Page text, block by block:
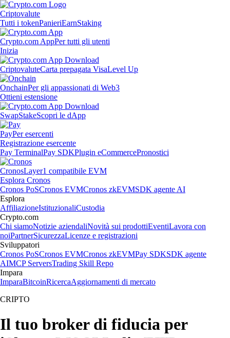
Criptovalute
Tutti i tokenPanieriEarnStaking
Crypto.com AppPer tutti gli utenti
Inizia
CriptovaluteCarta prepagata VisaLevel Up
OnchainPer gli appassionati di Web3
Ottieni estensione
SwapStakeScopri le dApp
PayPer esercenti
Registrazione esercente
Pay TerminalPay SDKPlugin eCommercePronostici
CronosLayer1 compatibile EVM
Esplora Cronos
Cronos PoSCronos EVMCronos zkEVMSDK agente AI
Esplora
AffiliazioneIstituzionaliCustodia
Crypto.com
Chi siamoNotizie aziendaliNovità sui prodottiEventiLavora con
noiPartnerSicurezzaLicenze e registrazioni
Sviluppatori
Cronos PoSCronos EVMCronos zkEVMPay SDKSDK agente
AIMCP ServersTrading Skill Repo
Impara
ImparaBitcoinRicercaAggiornamenti di mercato
CRIPTO
Il tuo broker di fiducia per